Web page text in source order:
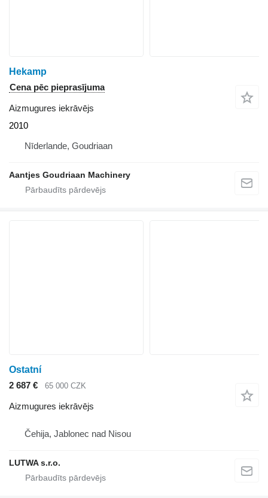
Hekamp
Cena pēc pieprasījuma
Aizmugures iekrāvējs
2010
Nīderlande, Goudriaan
Aantjes Goudriaan Machinery
Ostatní
2 687 €
65 000 CZK
Aizmugures iekrāvējs
Čehija, Jablonec nad Nisou
LUTWA s.r.o.